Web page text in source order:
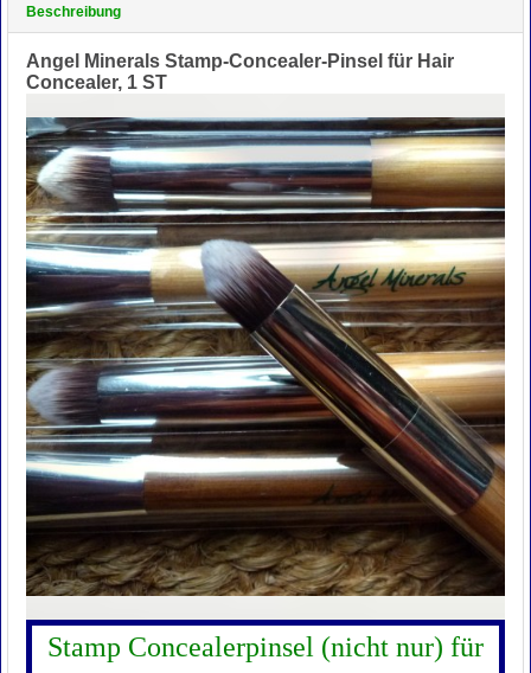
Beschreibung
Angel Minerals Stamp-Concealer-Pinsel für Hair
Concealer, 1 ST
Stamp Concealerpinsel (nicht nur) für